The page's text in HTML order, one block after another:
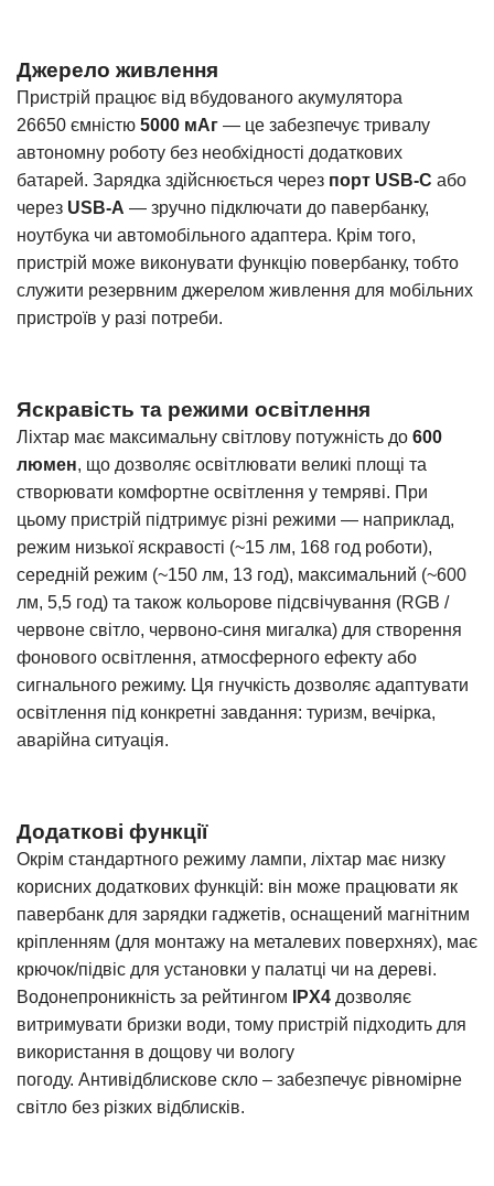
Джерело живлення
Пристрій працює від вбудованого акумулятора
26650 ємністю 5000 мАг — це забезпечує тривалу
автономну роботу без необхідності додаткових
батарей. Зарядка здійснюється через порт USB-C або
через USB-A — зручно підключати до павербанку,
ноутбука чи автомобільного адаптера. Крім того,
пристрій може виконувати функцію повербанку, тобто
служити резервним джерелом живлення для мобільних
пристроїв у разі потреби.
Яскравість та режими освітлення
Ліхтар має максимальну світлову потужність до 600
люмен, що дозволяє освітлювати великі площі та
створювати комфортне освітлення у темряві. При
цьому пристрій підтримує різні режими — наприклад,
режим низької яскравості (~15 лм, 168 год роботи),
середній режим (~150 лм, 13 год), максимальний (~600
лм, 5,5 год) та також кольорове підсвічування (RGB /
червоне світло, червоно-синя мигалка) для створення
фонового освітлення, атмосферного ефекту або
сигнального режиму. Ця гнучкість дозволяє адаптувати
освітлення під конкретні завдання: туризм, вечірка,
аварійна ситуація.
Додаткові функції
Окрім стандартного режиму лампи, ліхтар має низку
корисних додаткових функцій: він може працювати як
павербанк для зарядки гаджетів, оснащений магнітним
кріпленням (для монтажу на металевих поверхнях), має
крючок/підвіс для установки у палатці чи на дереві.
Водонепроникність за рейтингом
IPX4 дозволяє
витримувати бризки води, тому пристрій підходить для
використання в дощову чи вологу
погоду. Антивідблискове скло – забезпечує рівномірне
світло без різких відблисків.